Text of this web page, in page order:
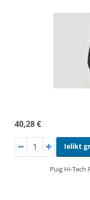
40,28 €
Ielikt
Puig Hi-Tech